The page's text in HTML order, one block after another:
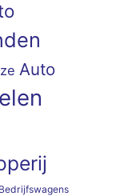
Auto
Bedrijfswagens